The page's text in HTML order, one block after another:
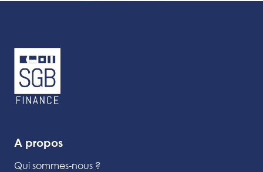
A propos
Qui sommes-nous ?